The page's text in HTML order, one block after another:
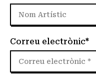
Correu electrònic*